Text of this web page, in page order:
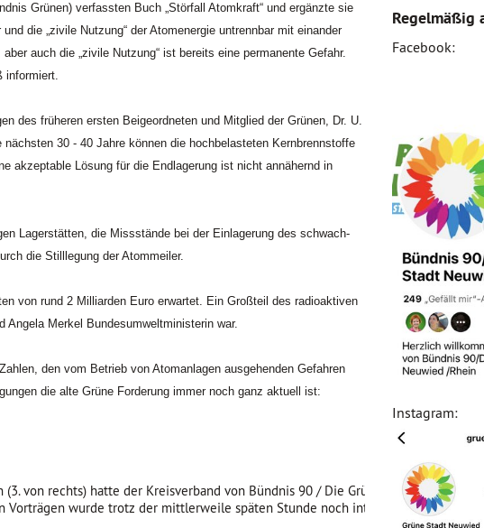
Grünen) verfassten Buch „Störfall Atomkraft“ und ergänzte sie
die „zivile Nutzung“ der Atomenergie untrennbar mit einander
auch die „zivile Nutzung“ ist bereits eine permanente Gefahr.
informiert.
des früheren ersten Beigeordneten und Mitglied der Grünen, Dr. U.
30 - 40 Jahre können die hochbelasteten Kernbrennstoffe
akzeptable Lösung für die Endlagerung ist nicht annähernd in
Lagerstätten, die Missstände bei der Einlagerung des schwach-
die Stilllegung der Atommeiler.
von rund 2 Milliarden Euro erwartet. Ein Großteil des radioaktiven
Angela Merkel Bundesumweltministerin war.
den vom Betrieb von Atomanlagen ausgehenden Gefahren
die alte Grüne Forderung immer noch ganz aktuell ist:
von rechts) hatte der Kreisverband von Bündnis 90 / Die Grünen zu einem
wurde trotz der mittlerweile späten Stunde noch intensiv diskutiert.
Regelmäßig
Facebook:
Instagram: